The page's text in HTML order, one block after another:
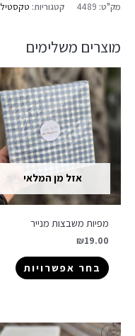
מק"ט: 4489 קטגוריות: טקסטיל
מוצרים משלימים
אזל מן המלאי
מפיות משבצות מנייר
₪19.00
בחר אפשרויות